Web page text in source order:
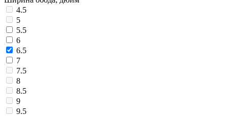
4.5
5
5.5
6
6.5
7
7.5
8
8.5
9
9.5